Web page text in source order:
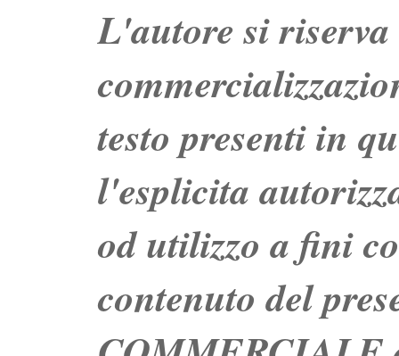
L'autore si
testo presenti in
l'esplicita
od utilizzo a fini
contenuto del